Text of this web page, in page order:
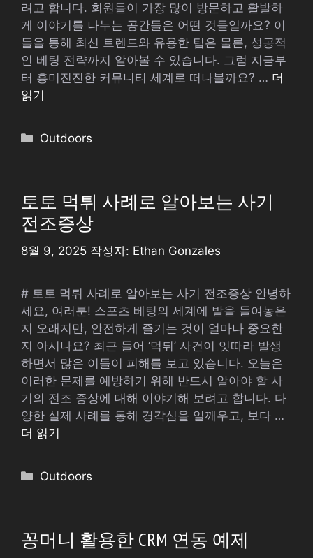
려고 합니다. 회원들이 가장 많이 방문하고 활발하
게 이야기를 나누는 공간들은 어떤 것들일까요? 이
들을 통해 최신 트렌드와 유용한 팁은 물론, 성공적
인 베팅 전략까지 알아볼 수 있습니다. 그럼 지금부
터 흥미진진한 커뮤니티 세계로 떠나볼까요? … 더
읽기
카
Outdoors
토토 먹튀 사례로 알아보는 사기
전조증상
8월 9, 2025 작성자: Ethan Gonzales
# 토토 먹튀 사례로 알아보는 사기 전조증상 안녕하
세요, 여러분! 스포츠 베팅의 세계에 발을 들여놓은
지 오래지만, 안전하게 즐기는 것이 얼마나 중요한
지 아시나요? 최근 들어 ‘먹튀’ 사건이 잇따라 발생
하면서 많은 이들이 피해를 보고 있습니다. 오늘은
이러한 문제를 예방하기 위해 반드시 알아야 할 사
기의 전조 증상에 대해 이야기해 보려고 합니다. 다
양한 실제 사례를 통해 경각심을 일깨우고, 보다 …
더 읽기
카
Outdoors
꽁머니 활용한 CRM 연동 예제